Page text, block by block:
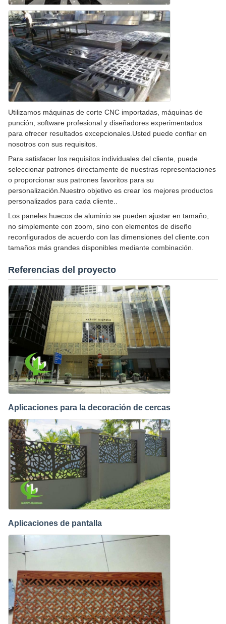
Utilizamos máquinas de corte CNC importadas, máquinas de
punción, software profesional y diseñadores experimentados
para ofrecer resultados excepcionales.Usted puede confiar en
nosotros con sus requisitos.
Para satisfacer los requisitos individuales del cliente, puede
seleccionar patrones directamente de nuestras representaciones
o proporcionar sus patrones favoritos para su
personalización.Nuestro objetivo es crear los mejores productos
personalizados para cada cliente..
Los paneles huecos de aluminio se pueden ajustar en tamaño,
no simplemente con zoom, sino con elementos de diseño
reconfigurados de acuerdo con las dimensiones del cliente.con
tamaños más grandes disponibles mediante combinación.
Referencias del proyecto
Aplicaciones para la decoración de cercas
Aplicaciones de pantalla